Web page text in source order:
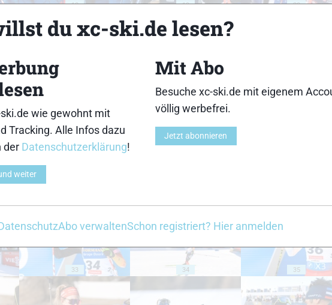
18 19 20
24 25
33 34 35
du xc-ski.de lesen?
wie gewohnt mit
Tracking. Alle Infos dazu
der Datenschutzerklärung!
weiter
Mit Abo
Besuche xc-ski.de mit eigenem
völlig werbefrei.
Jetzt abonnieren
Abo verwaltenSchon registriert? Hier anmelden